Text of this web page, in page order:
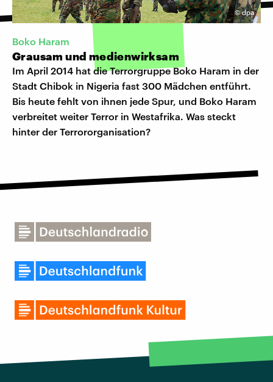
©dpa
Boko Haram
Grausam und medienwirksam
Im April 2014 hat die Terrorgruppe Boko Haram in der
Stadt Chibok in Nigeria fast 300 Mädchen entführt.
Bis heute fehlt von ihnen jede Spur, und Boko Haram
verbreitet weiter Terror in Westafrika. Was steckt
hinter der Terrororganisation?